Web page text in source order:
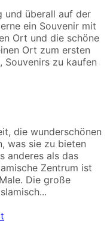
und überall auf der
ein Souvenir mit
Ort und die schöne
Ort zum ersten
Souvenirs zu kaufen
die wunderschönen
was sie zu bieten
anderes als das
Zentrum ist
Die große